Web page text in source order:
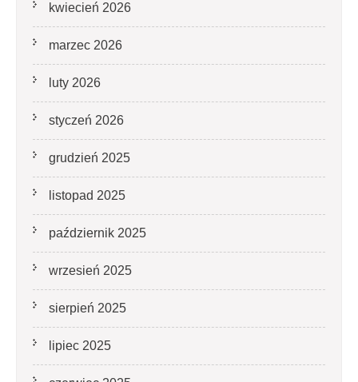
kwiecień 2026
marzec 2026
luty 2026
styczeń 2026
grudzień 2025
listopad 2025
październik 2025
wrzesień 2025
sierpień 2025
lipiec 2025